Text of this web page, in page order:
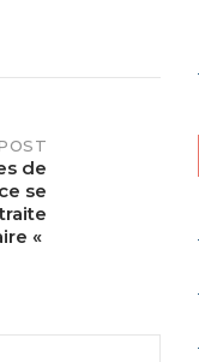
de
se
«